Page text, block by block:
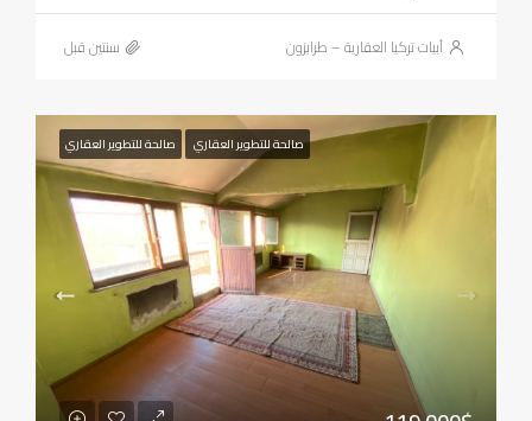
أبيات تركيا العقارية – طرابزون ‏سنتين قبل
صالحة للتطوير العقاري صالحة للتطوير العقاري